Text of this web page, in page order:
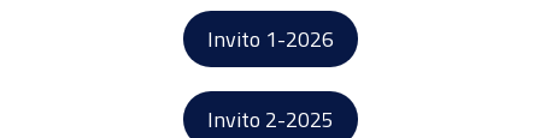
Invito 1-2026
Invito 2-2025